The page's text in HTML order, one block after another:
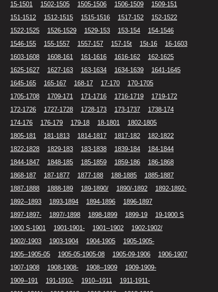
15-1501
1502-1505 1505-1506 1506-1509
1509-151
151-1512
1512-1515 1515-1516 1517-152
152-1522
1522-1525
1526-1529 1529-153 153-154
154-1546
1546-155
155-1557 1557-157 157-15t 15t-16
16-1603
1603-1608
1608-161 161-1616 1616-162
162-1625
1625-1627
1627-163 163-1634 1634-1639
1641-1645
1645-165
165-167 168-17 17-170
170-1705
1705-1708
1709-171 171-1716 1716-1719
1719-172
172-1726
1727-1728 1728-173 173-1737
1738-174
174-176
176-179 179-18 18-1801
1802-1805
1805-181
181-1813 1814-1817 1817-182
182-1822
1822-1828
1829-183 183-1838 1839-184
184-1844
1844-1847
1848-185 185-1859 1859-186
186-1868
1868-187
187-1877 1877-188 188-1885
1885-1887
1887-1888
1888-189 189-1890/ 1890/-1892
1892-1892-
1892--1893
1893-1894 1894-1896
1896-1897
1897-1897-
1897/-1898 1898-1899 1899-19
19-1900 S
1900 S-1901
1901-1901- 1901--1902
1902-1902/
1902/-1903
1903-1904 1904-1905
1905-1905-
1905--1905-05
1905-05-1905-08 1905-09-1906
1906-1907
1907-1908
1908-1908- 1908--1909
1909-1909-
1909--191
191-1910- 1910--1911
1911-1911-